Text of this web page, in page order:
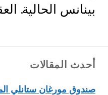
أحدث المقالات
صندوق مورغان ستانلي
بينانس الحالية.